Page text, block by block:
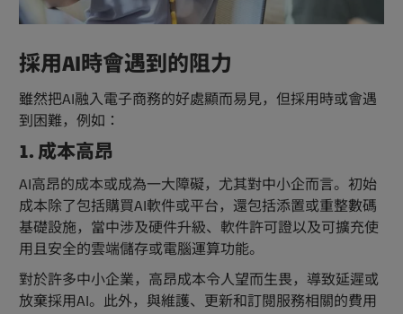
採用AI時會遇到的阻力
雖然把AI融入電子商務的好處顯而易見，但採用時或會遇
到困難，例如：
1. 成本高昂
AI高昂的成本或成為一大障礙，尤其對中小企而言。初始
成本除了包括購買AI軟件或平台，還包括添置或重整數碼
基礎設施，當中涉及硬件升級、軟件許可證以及可擴充使
用且安全的雲端儲存或電腦運算功能。
對於許多中小企業，高昂成本令人望而生畏，導致延遲或
放棄採用AI。此外，與維護、更新和訂閱服務相關的費用